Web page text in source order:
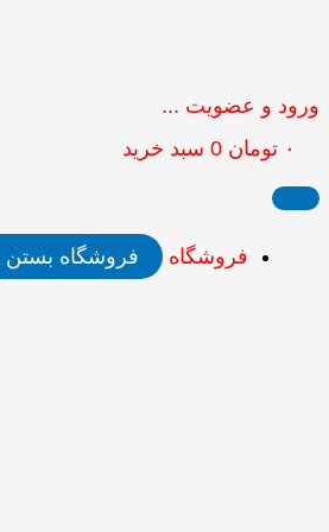
ورود و عضویت ...
۰ تومان 0 سبد خرید
فروشگاه فروشگاه بستن